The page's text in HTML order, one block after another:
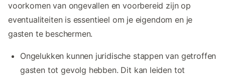
voorkomen van ongevallen en voorbereid zijn op
eventualiteiten is essentieel om je eigendom en je
gasten te beschermen.
Ongelukken kunnen juridische stappen van getroffen
gasten tot gevolg hebben. Dit kan leiden tot